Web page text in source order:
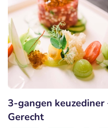
3-gangen
Gerecht